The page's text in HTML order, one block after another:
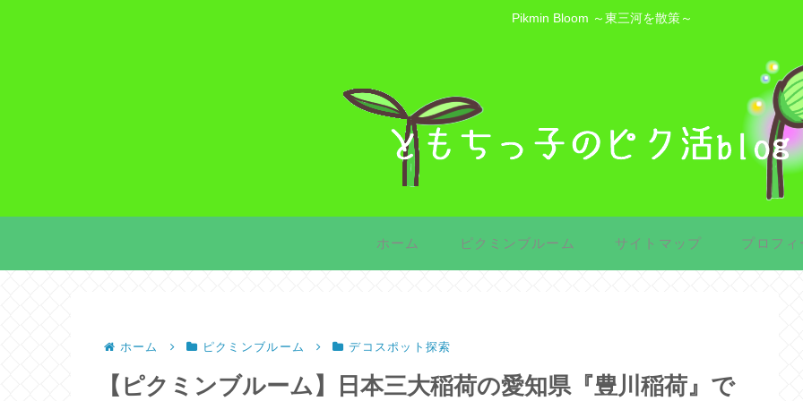
Pikmin Bloom ～東三河を散策～
ホーム ピクミンブルーム サイトマップ プロフィ
ホーム ピクミンブルーム デコスポット探索
【ピクミンブルーム】日本三大稲荷の愛知県『豊川稲荷』で